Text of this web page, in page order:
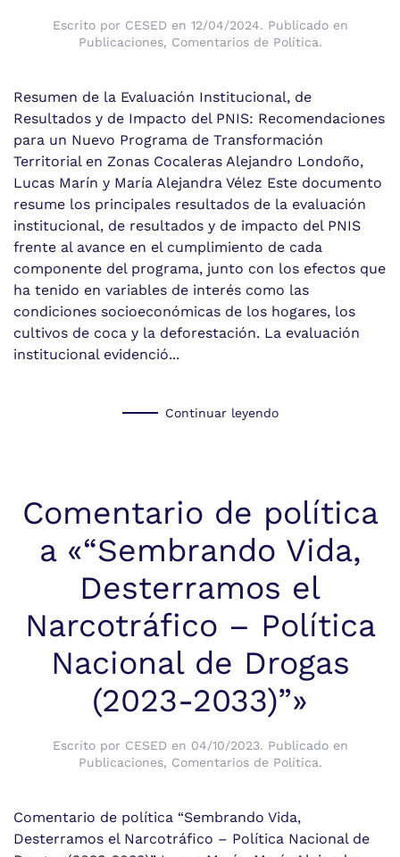
Escrito por CESED en 12/04/2024. Publicado en
Publicaciones, Comentarios de Política.
Resumen de la Evaluación Institucional, de
Resultados y de Impacto del PNIS: Recomendaciones
para un Nuevo Programa de Transformación
Territorial en Zonas Cocaleras Alejandro Londoño,
Lucas Marín y María Alejandra Vélez Este documento
resume los principales resultados de la evaluación
institucional, de resultados y de impacto del PNIS
frente al avance en el cumplimiento de cada
componente del programa, junto con los efectos que
ha tenido en variables de interés como las
condiciones socioeconómicas de los hogares, los
cultivos de coca y la deforestación. La evaluación
institucional evidenció...
Continuar leyendo
Comentario de política
a «“Sembrando Vida,
Desterramos el
Narcotráfico – Política
Nacional de Drogas
(2023-2033)”»
Escrito por CESED en 04/10/2023. Publicado en
Publicaciones, Comentarios de Política.
Comentario de política “Sembrando Vida,
Desterramos el Narcotráfico – Política Nacional de